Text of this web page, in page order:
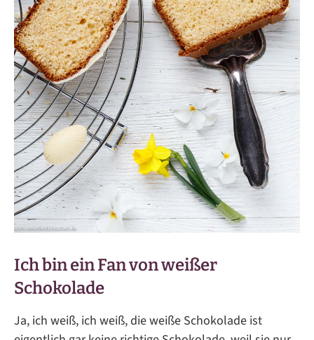
Ich bin ein Fan von weißer
Schokolade
Ja, ich weiß, ich weiß, die weiße Schokolade ist